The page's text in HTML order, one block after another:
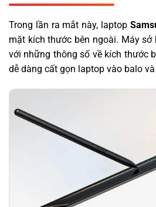
Trong lần ra mắt này, laptop
mặt kích thước bên ngoài. Máy
với những thông số về kích thước
dễ dàng cất gọn laptop vào balo